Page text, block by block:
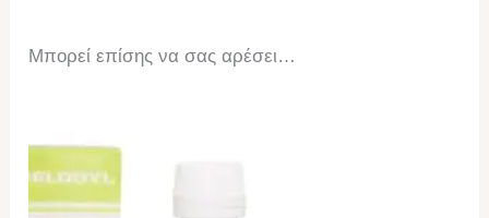
Μπορεί επίσης να σας αρέσει…